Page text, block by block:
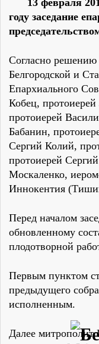
13 февраля
году заседание
Согласно решению
Белгородской и
Епархиального
Кобец,
протоиерей
Бабанин,
Сергий Колий,
протоиерей
Москаленко,
Иннокентия
Перед началом
обновленному
плодотворной
Первым пунктом
предыдущего
исполненным.
Далее